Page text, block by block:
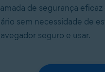
de segurança
sem necessidade de
seguro e usar.